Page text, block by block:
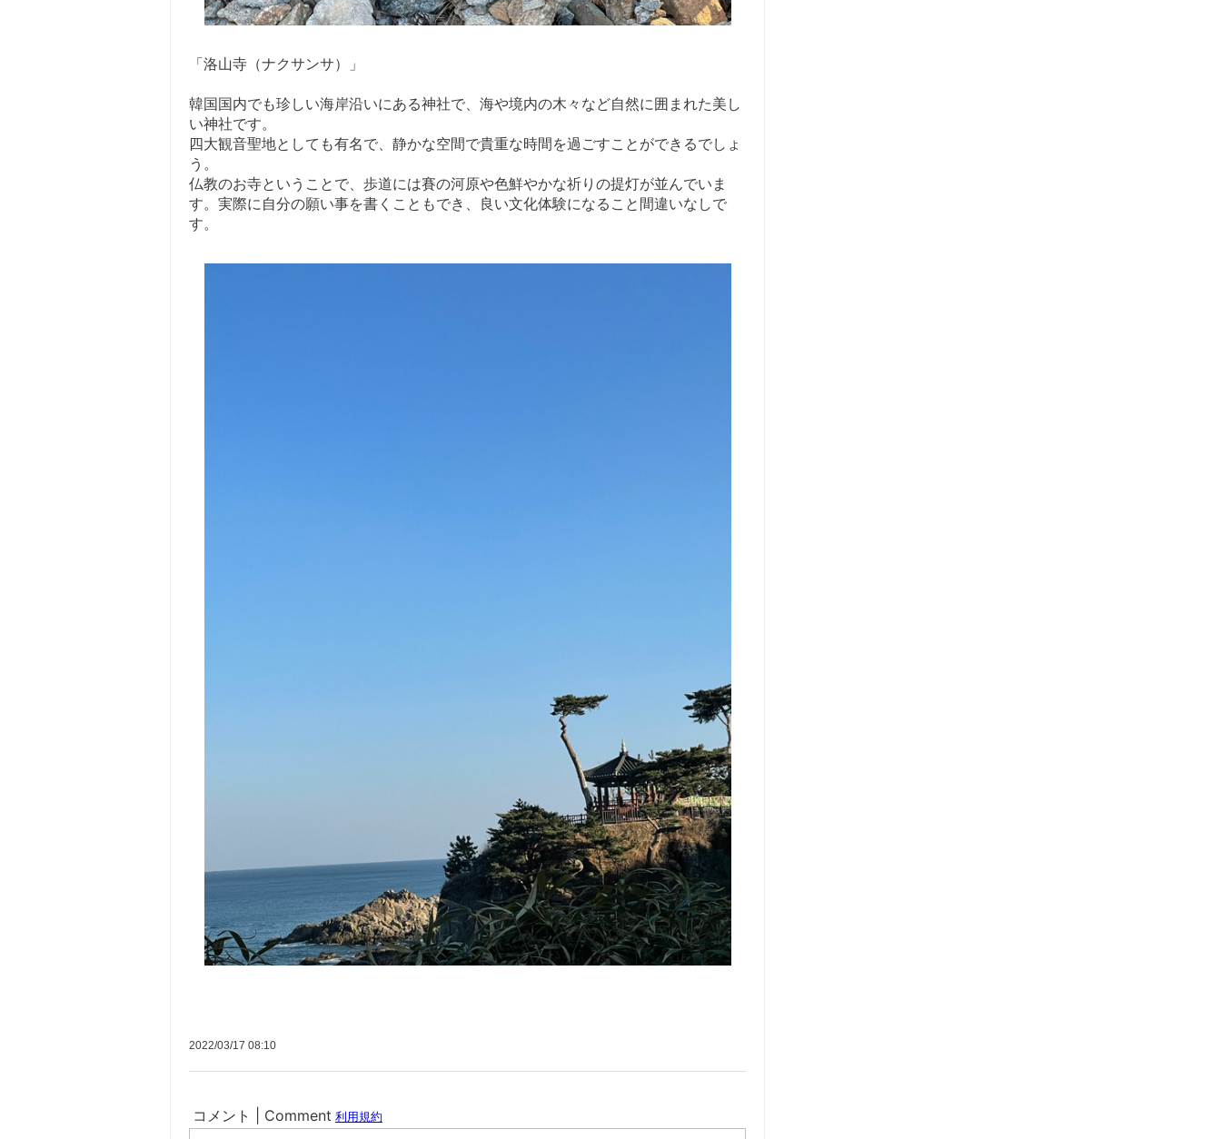
「洛山寺（ナクサンサ）」
韓国国内でも珍しい海岸沿いにある神社で、海や境内の木々など自然に囲まれた美し
い神社です。
四大観音聖地としても有名で、静かな空間で貴重な時間を過ごすことができるでしょ
う。
仏教のお寺ということで、歩道には賽の河原や色鮮やかな祈りの提灯が並んでいま
す。実際に自分の願い事を書くこともでき、良い文化体験になること間違いなしで
す。
2022/03/17 08:10